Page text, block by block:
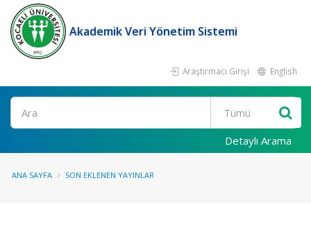
Akademik Veri Yönetim Sistemi
Araştırmacı Girişi English
Ara
Detaylı Arama
ANA SAYFA SON EKLENEN YAYINLAR